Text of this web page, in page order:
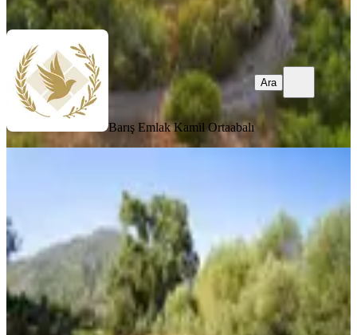
Ara
Barış EmlakKamil Ortaabalı
Ara
Fiyatlı- Arsa Satılık
Fethiye, Nif Mahallesi
524 m²·6.202/m²· 30.07.2026
3.250.000 ₺